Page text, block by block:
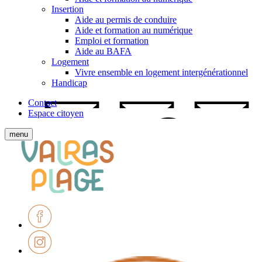
Insertion
Aide au permis de conduire
Aide et formation au numérique
Emploi et formation
Aide au BAFA
Logement
Vivre ensemble en logement intergénérationnel
Handicap
Contact
Espace citoyen
Afficher
le
menu
mobile
menu